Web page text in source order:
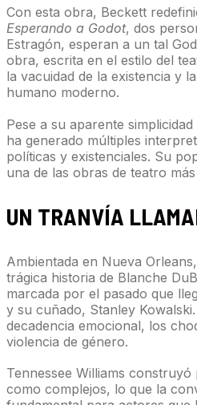
Con esta obra, Beckett
Esperando a Godot, dos
Estragón, esperan a un tal
obra, escrita en el estilo del
la vacuidad de la existencia y
humano moderno.
Pese a su aparente
ha generado múltiples
políticas y existenciales. Su
una de las obras de teatro
UN TRANVÍA
Ambientada en Nueva
trágica historia de Blanche
marcada por el pasado que
y su cuñado, Stanley
decadencia emocional, los
violencia de género.
Tennessee Williams
como complejos, lo que la